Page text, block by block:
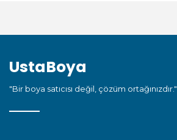
UstaBoya
"Bir boya satıcısı değil, çözüm ortağınızdır."